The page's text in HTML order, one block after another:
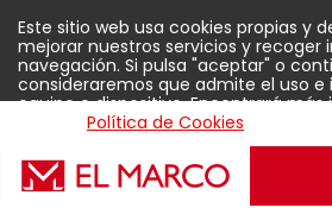
Este sitio web usa cookies propias y
mejorar nuestros servicios y recoger
navegación. Si pulsa "aceptar" o
consideraremos que admite el uso e
equipo o dispositivo. Encontrará
Política de Cookies
Aceptar